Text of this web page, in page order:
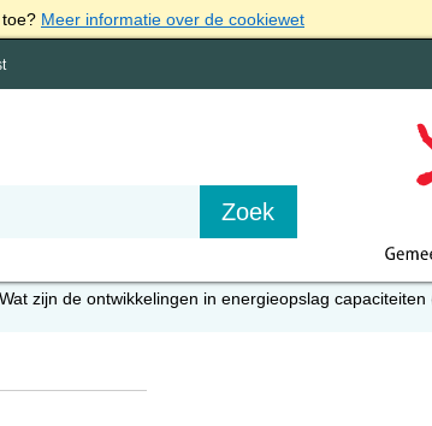
Meer informatie over de cookiewet
Wat zijn de ontwikkelingen in energieopslag